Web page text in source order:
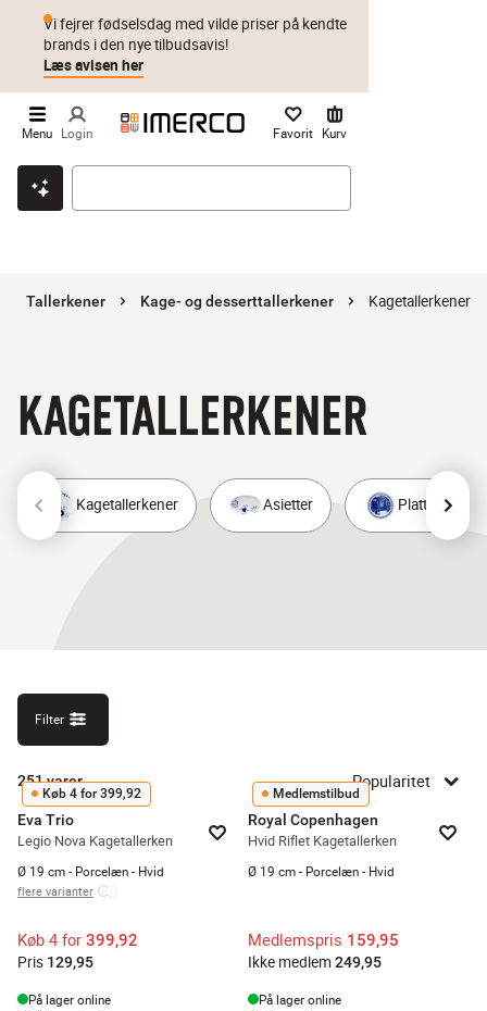
Klik & hent Byt i 1 år Prismatch
Vi fejrer fødselsdag med vilde priser på kendte
brands i den nye tilbudsavis!
Læs avisen her
Menu Login Favorit Kurv
Tallerkener Kage- og desserttallerkener Kagetallerkener
KAGETALLERKENER
Kagetallerkener Asietter Platter
Filter
251varer Popularitet
Køb 4 for 399,92
Eva Trio
Legio Nova Kagetallerken
Ø 19 cm - Porcelæn - Hvid
flere varianter
Køb 4 for 399,92
Pris 129,95
På lager online
Medlemstilbud
Royal Copenhagen
Hvid Riflet Kagetallerken
Ø 19 cm - Porcelæn - Hvid
Medlemspris 159,95
Ikke medlem 249,95
På lager online